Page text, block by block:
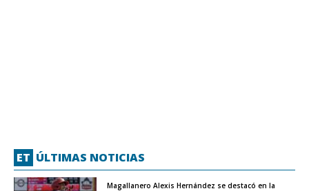
ET ÚLTIMAS NOTICIAS
Magallanero Alexis Hernández se destacó en la